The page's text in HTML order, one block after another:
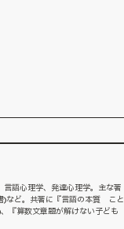
語心理学、発達心理学。主な著
)など。共著に『言語の本質 こと
『算数文章題が解けない子ども